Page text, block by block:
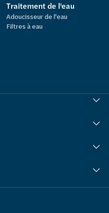
Traitement de l'eau
Adoucisseur de l'eau
Filtres à eau